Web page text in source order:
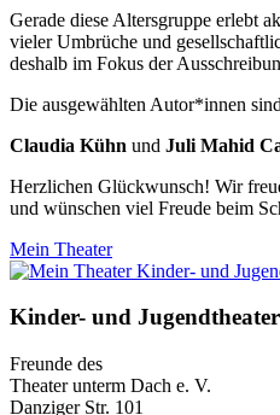
Gerade diese Alters­­gruppe erlebt
vieler Um­brüche und
deshalb im Fokus der
Die ausgewählten Autor*innen
Claudia Kühn und Juli Mahid
Herzlichen Glückwunsch! Wir
und wünschen viel Freude beim
Mein Theater
Kinder- und
Freunde des
Theater unterm Dach e. V.
Danziger Str. 101